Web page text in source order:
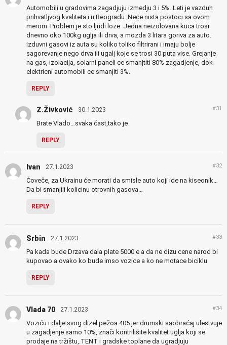
Automobili u gradovima zagadjuju izmedju 3 i 5%. Leti je vazduh
prihvatljvog kvaliteta i u Beogradu. Nece nista postoci sa ovom
merom. Problem je sto ljudi loze. Jedna neizolovana kuca trosi
dnevno oko 100kg uglja ili drva, a mozda 3 litara goriva za auto.
Izduvni gasovi iz auta su koliko toliko filtrirani i imaju bolje
sagorevanje nego drva ili ugalj koje se trosi 30 puta vise. Grejanje
na gas, izolacija, solarni paneli ce smanjtiti 80% zagadjenje, dok
elektricni automobili ce smanjiti 3%.
REPLY
Z.Živković 30.1.2023 #31
Brate Vlado…svaka čast,tako je
REPLY
Ivan 27.1.2023 #32
Čoveče, za Ukrainu će morati da smisle auto koji ide na kiseonik…
Da bi smanjili kolicinu otrovnih gasova…
REPLY
Srbin 27.1.2023 #33
Pa kada bude Drzava dala plate 5000 e a da ne dizu cene narod bi
kupovao a ovako ko bude imso vozice a ko ne motace biciklu
REPLY
Vlada 70 27.1.2023 #34
Voziću i dalje svog dizel pežoa 405 jer drumski saobraćaj ulestvuje
u zagadjenje samo 10%, znači kontrilišite kvalitet uglja koji se
prodaje na tržištu,.TENT i gradske toplane da ugradjuju